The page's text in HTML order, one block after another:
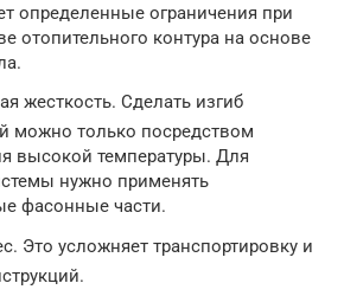
определенные ограничения при
отопительного контура на основе
жесткость. Сделать изгиб
можно только посредством
высокой температуры. Для
нужно применять
фасонные части.
Это усложняет транспортировку и